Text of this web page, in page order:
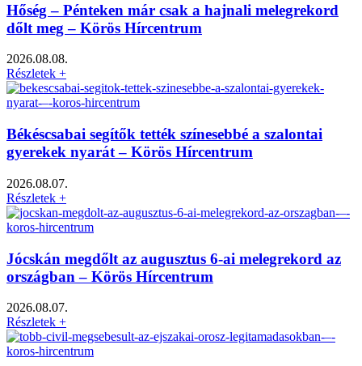
Hőség – Pénteken már csak a hajnali melegrekord
dőlt meg – Körös Hírcentrum
2026.08.08.
Részletek +
Békéscsabai segítők tették színesebbé a szalontai
gyerekek nyarát – Körös Hírcentrum
2026.08.07.
Részletek +
Jócskán megdőlt az augusztus 6-ai melegrekord az
országban – Körös Hírcentrum
2026.08.07.
Részletek +